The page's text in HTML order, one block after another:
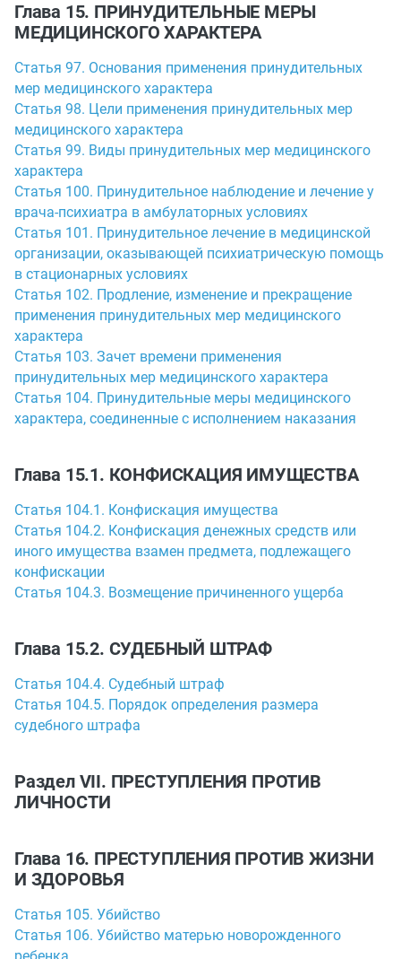
Глава 15. ПРИНУДИТЕЛЬНЫЕ МЕРЫ
МЕДИЦИНСКОГО ХАРАКТЕРА
Статья 97. Основания применения принудительных
мер медицинского характера
Статья 98. Цели применения принудительных мер
медицинского характера
Статья 99. Виды принудительных мер медицинского
характера
Статья 100. Принудительное наблюдение и лечение у
врача-психиатра в амбулаторных условиях
Статья 101. Принудительное лечение в медицинской
организации, оказывающей психиатрическую помощь
в стационарных условиях
Статья 102. Продление, изменение и прекращение
применения принудительных мер медицинского
характера
Статья 103. Зачет времени применения
принудительных мер медицинского характера
Статья 104. Принудительные меры медицинского
характера, соединенные с исполнением наказания
Глава 15.1. КОНФИСКАЦИЯ ИМУЩЕСТВА
Статья 104.1. Конфискация имущества
Статья 104.2. Конфискация денежных средств или
иного имущества взамен предмета, подлежащего
конфискации
Статья 104.3. Возмещение причиненного ущерба
Глава 15.2. СУДЕБНЫЙ ШТРАФ
Статья 104.4. Судебный штраф
Статья 104.5. Порядок определения размера
судебного штрафа
Раздел VII. ПРЕСТУПЛЕНИЯ ПРОТИВ
ЛИЧНОСТИ
Глава 16. ПРЕСТУПЛЕНИЯ ПРОТИВ ЖИЗНИ
И ЗДОРОВЬЯ
Статья 105. Убийство
Статья 106. Убийство матерью новорожденного